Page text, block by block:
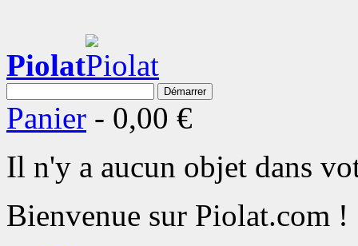
Piolat
Démarrer
Panier - 0,00 €
Il n'y a aucun objet dans
Bienvenue sur Piolat.com !